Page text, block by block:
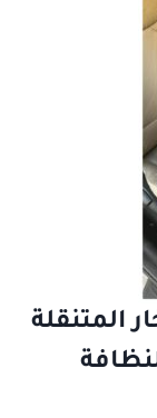
المتنقلة